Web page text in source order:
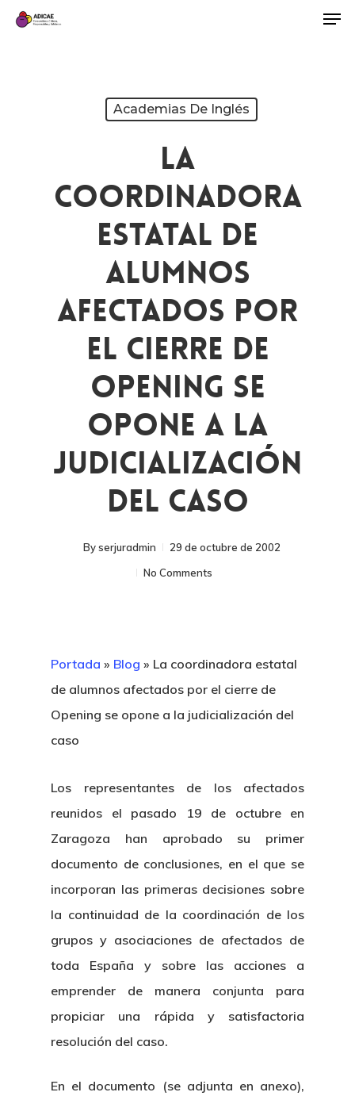
Academias De Inglés
La
Coordinadora
Estatal De
Alumnos
Afectados Por
El Cierre De
Opening Se
Opone A La
Judicialización
Del Caso
Byserjuradmin
29 de octubre de 2002
No Comments
Portada » Blog » La coordinadora estatal
de alumnos afectados por el cierre de
Opening se opone a la judicialización del
caso
Los representantes de los afectados
reunidos el pasado 19 de octubre en
Zaragoza han aprobado su primer
documento de conclusiones, en el que se
incorporan las primeras decisiones sobre
la continuidad de la coordinación de los
grupos y asociaciones de afectados de
toda España y sobre las acciones a
emprender de manera conjunta para
propiciar una rápida y satisfactoria
resolución del caso.
En el documento (se adjunta en anexo),